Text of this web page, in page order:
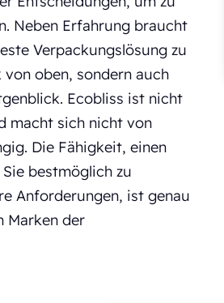
Neben Erfahrung braucht
Verpackungslösung zu
oben, sondern auch
Ecobliss ist nicht
macht sich nicht von
Die Fähigkeit, einen
bestmöglich zu
Anforderungen, ist genau
Marken der